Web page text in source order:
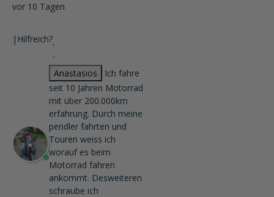
vor 10 Tagen
| Hilfreich?
Anastasios
Ich fahre
seit 10 Jahren Motorrad
mit über 200.000km
erfahrung. Durch meine
pendler fahrten und
Touren weiss ich
worauf es beim
Motorrad fahren
ankommt. Desweiteren
schraube ich